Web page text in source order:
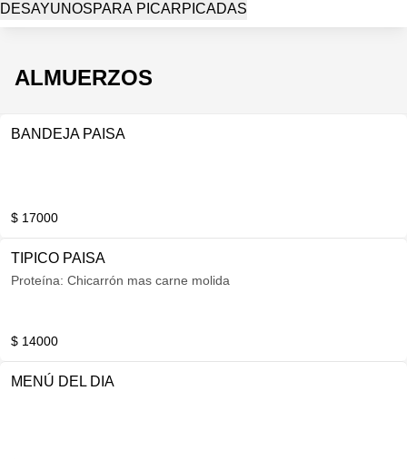
DESAYUNOSPARA PICARPICADAS
ALMUERZOS
BANDEJA PAISA
$ 17000
TIPICO PAISA
Proteína: Chicarrón mas carne molida
$ 14000
MENÚ DEL DIA